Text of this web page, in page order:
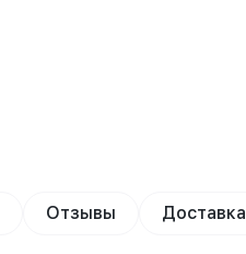
Отзывы Доставка